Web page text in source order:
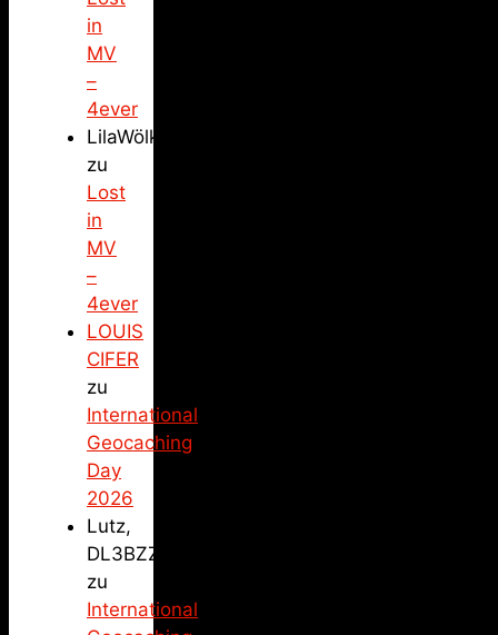
in
MV
–
4ever
LilaWölkchen
zu
Lost
in
MV
–
4ever
LOUIS
CIFER
zu
International
Geocaching
Day
2026
Lutz,
DL3BZZ
zu
International